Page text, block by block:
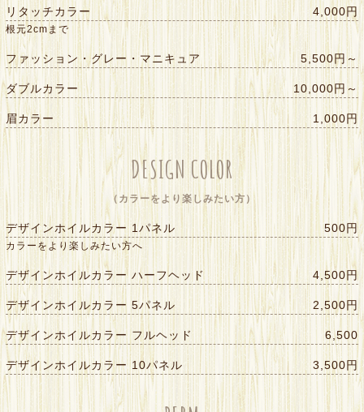
リタッチカラー 4,000円
根元2cmまで
ファッション・グレー・マニキュア 5,500円～
ダブルカラー 10,000円～
眉カラー 1,000円
DESIGN COLOR
（カラーをより楽しみたい方）
デザインホイルカラー 1パネル 500円
カラーをより楽しみたい方へ
デザインホイルカラー ハーフヘッド 4,500円
デザインホイルカラー 5パネル 2,500円
デザインホイルカラー フルヘッド 6,500
デザインホイルカラー 10パネル 3,500円